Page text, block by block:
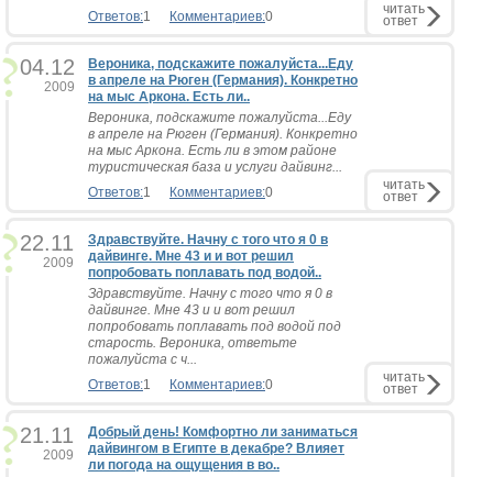
Ответов:1 Комментариев:0 читать
ответ
04.12
2009
Вероника, подскажите пожалуйста...Еду
в апреле на Рюген (Германия). Конкретно
на мыс Аркона. Есть ли..
Вероника, подскажите пожалуйста...Еду
в апреле на Рюген (Германия). Конкретно
на мыс Аркона. Есть ли в этом районе
туристическая база и услуги дайвинг...
Ответов:1 Комментариев:0 читать
ответ
22.11
2009
Здравствуйте. Начну с того что я 0 в
дайвинге. Мне 43 и и вот решил
попробовать поплавать под водой..
Здравствуйте. Начну с того что я 0 в
дайвинге. Мне 43 и и вот решил
попробовать поплавать под водой под
старость. Вероника, ответьте
пожалуйста с ч...
Ответов:1 Комментариев:0 читать
ответ
21.11
2009
Добрый день! Комфортно ли заниматься
дайвингом в Египте в декабре? Влияет
ли погода на ощущения в во..